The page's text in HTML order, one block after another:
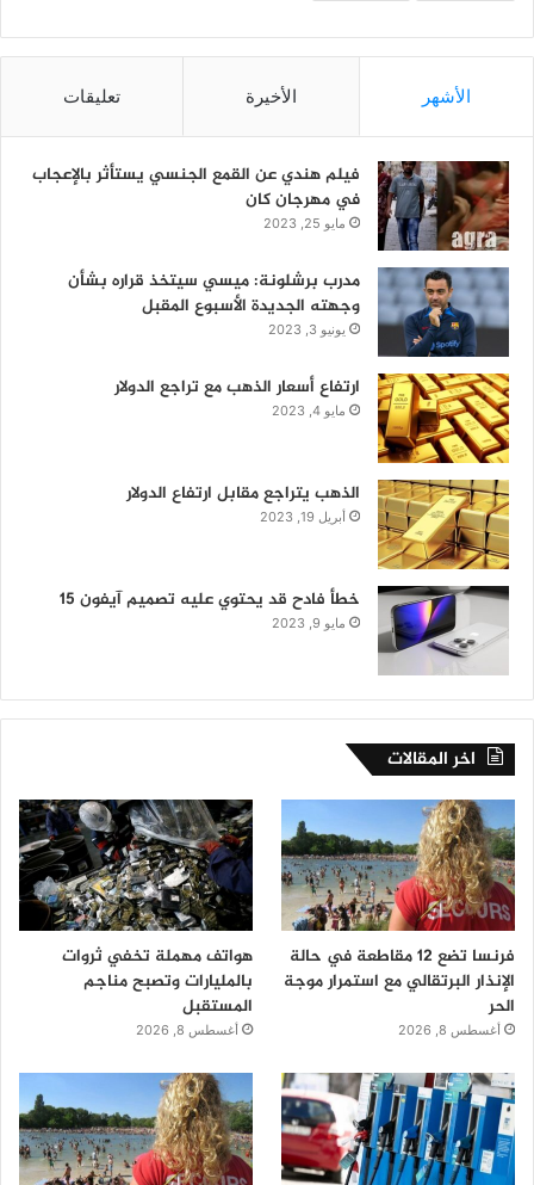
الأشهر الأخيرة تعليقات
فيلم هندي عن القمع الجنسي يستأثر بالإعجاب
في مهرجان كان
مايو 25, 2023
مدرب برشلونة: ميسي سيتخذ قراره بشأن
وجهته الجديدة الأسبوع المقبل
يونيو 3, 2023
ارتفاع أسعار الذهب مع تراجع الدولار
مايو 4, 2023
الذهب يتراجع مقابل ارتفاع الدولار
أبريل 19, 2023
خطأ فادح قد يحتوي عليه تصميم آيفون 15
مايو 9, 2023
اخر المقالات
فرنسا تضع 12 مقاطعة في حالة
الإنذار البرتقالي مع استمرار موجة
الحر
أغسطس 8, 2026
هواتف مهملة تخفي ثروات
بالمليارات وتصبح مناجم
المستقبل
أغسطس 8, 2026